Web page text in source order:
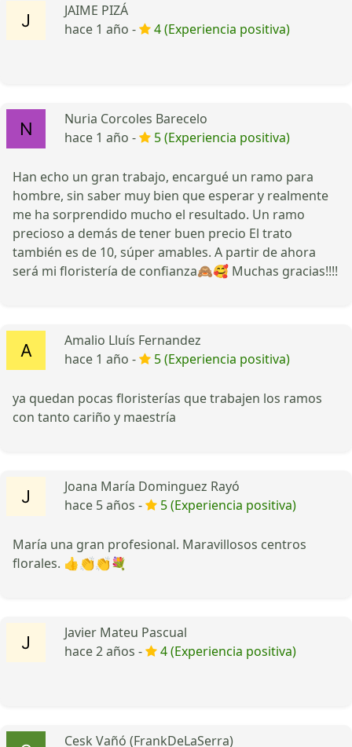
JAIME PIZÁ
hace 1 año -
4 (Experiencia positiva)
Nuria Corcoles Barecelo
hace 1 año -
5 (Experiencia positiva)
Han echo un gran trabajo, encargué un ramo para
hombre, sin saber muy bien que esperar y realmente
me ha sorprendido mucho el resultado. Un ramo
precioso a demás de tener buen precio El trato
también es de 10, súper amables. A partir de ahora
será mi floristería de confianza🙈🥰 Muchas gracias!!!!
Amalio Lluís Fernandez
hace 1 año -
5 (Experiencia positiva)
ya quedan pocas floristerías que trabajen los ramos
con tanto cariño y maestría
Joana María Dominguez Rayó
hace 5 años -
5 (Experiencia positiva)
María una gran profesional. Maravillosos centros
florales. 👍👏👏💐
Javier Mateu Pascual
hace 2 años -
4 (Experiencia positiva)
Cesk Vañó (FrankDeLaSerra)